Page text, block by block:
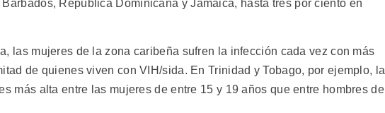
República Dominicana y Jamaica, hasta tres por ciento en
las mujeres de la zona caribeña sufren la infección cada vez con más
de quienes viven con VIH/sida. En Trinidad y Tobago, por ejemplo, la
más alta entre las mujeres de entre 15 y 19 años que entre hombres de